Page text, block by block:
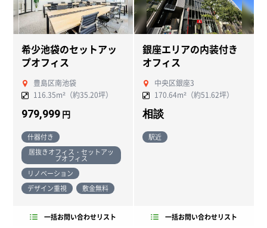
希少池袋のセットアッ
プオフィス
豊島区南池袋
116.35m²（約35.20坪）
979,999 円
什器付き
居抜きオフィス・セットアッ
プオフィス
リノベーション
デザイン重視
敷金無料
一括お問い合わせリスト
銀座エリアの内装付き
オフィス
中央区銀座3
170.64m²（約51.62坪）
相談
駅近
一括お問い合わせリスト